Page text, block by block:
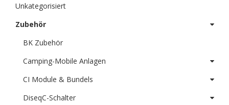
Unkategorisiert
Zubehör
BK Zubehör
Camping-Mobile Anlagen
CI Module & Bundels
DiseqC-Schalter